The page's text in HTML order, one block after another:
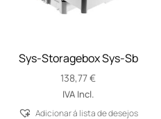
Sys-Storagebox Sys-Sb
138,77€
IVA Incl.
Adicionar á lista de desejos